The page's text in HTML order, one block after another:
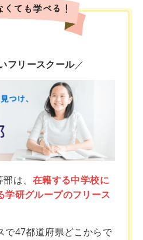
ても学べる！
フリースクール／
は、 在籍する中学校に
学研グループのフリース
で47都道府県どこからで